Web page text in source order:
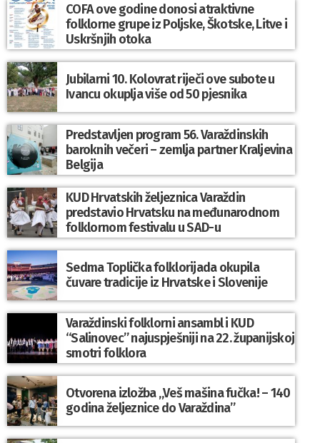
COFA ove godine donosi atraktivne
folklorne grupe iz Poljske, Škotske, Litve i
Uskršnjih otoka
Jubilarni 10. Kolovrat riječi ove subote u
Ivancu okuplja više od 50 pjesnika
Predstavljen program 56. Varaždinskih
baroknih večeri – zemlja partner Kraljevina
Belgija
KUD Hrvatskih željeznica Varaždin
predstavio Hrvatsku na međunarodnom
folklornom festivalu u SAD-u
Sedma Toplička folklorijada okupila
čuvare tradicije iz Hrvatske i Slovenije
Varaždinski folklorni ansambl i KUD
“Salinovec” najuspješniji na 22. županijskoj
smotri folklora
Otvorena izložba „Veš mašina fučka! – 140
godina željeznice do Varaždina”